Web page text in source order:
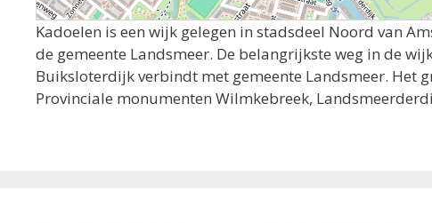
Kadoelen is een wijk gelegen in stadsdeel Noord van
de gemeente Landsmeer. De belangrijkste weg in de
Buiksloterdijk verbindt met gemeente Landsmeer. Het
Provinciale monumenten Wilmkebreek,